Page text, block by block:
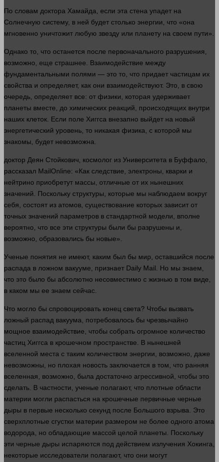
По словам доктора Хамайда, если эта стена упадет на
Солнечную систему, в ней будет столько энергии, что «она
мгновенно уничтожит любую звезду или планету на своем пути».
Однако то, что останется после первоначального разрушения,
возможно, еще страшнее. Взаимодействие между
фундаментальными полями — это то, что придает частицам их
свойства и определяет, как они взаимодействуют. Это, в свою
очередь, определяет все: от физики, которая удерживает
планеты вместе , до химических реакций, происходящих внутри
наших клеток. Если поле Хиггса внезапно выйдет на новый
энергетический уровень, то никакая физика, с которой мы
знакомы, будет невозможна.
доктор Деян Стойкович, космолог из Университета в Буффало,
рассказал MailOnline: «Как следствие, электроны, кварки и
нейтрино приобретут массы, отличные от их нынешних
значений. Поскольку структуры, которые мы наблюдаем вокруг
себя, состоят из атомов, существование которых зависит от
точных значений параметров в стандартной модели, вполне
вероятно , что все эти структуры были бы разрушены и,
возможно, образовались бы новые».
Ученые понятия не имеют, каким был бы мир , оставшийся после
распада в ложном вакууме, признает Daily Mail. Но мы знаем,
что это было бы абсолютно несовместимо с жизнью в том виде,
в каком мы ее знаем сейчас
Что могло бы спровоцировать конец света? Чтобы вызвать
ложный распад вакуума, потребовалось бы чрезвычайно
мощное взаимодействие, чтобы собрать огромное количество
частиц Хиггса в крошечном пространстве. В нынешней
вселенной места с таким количеством энергии, возможно, даже
невозможны, но плохая новость заключается в том, что ранняя
вселенная, возможно, была достаточно агрессивной, чтобы это
сделать. В частности, ученые полагают, что плотные области
материи могли распасться на крошечные первичные черные
дыры в первые несколько секунд после Большого взрыва. Это
сверхплотные сгустки материи размером не более одного атома
водорода, но обладающие массой целой планеты. Поскольку
эти черные дыры испаряются под действием излучения Хокинга,
некоторые исследователи полагают, что они могут